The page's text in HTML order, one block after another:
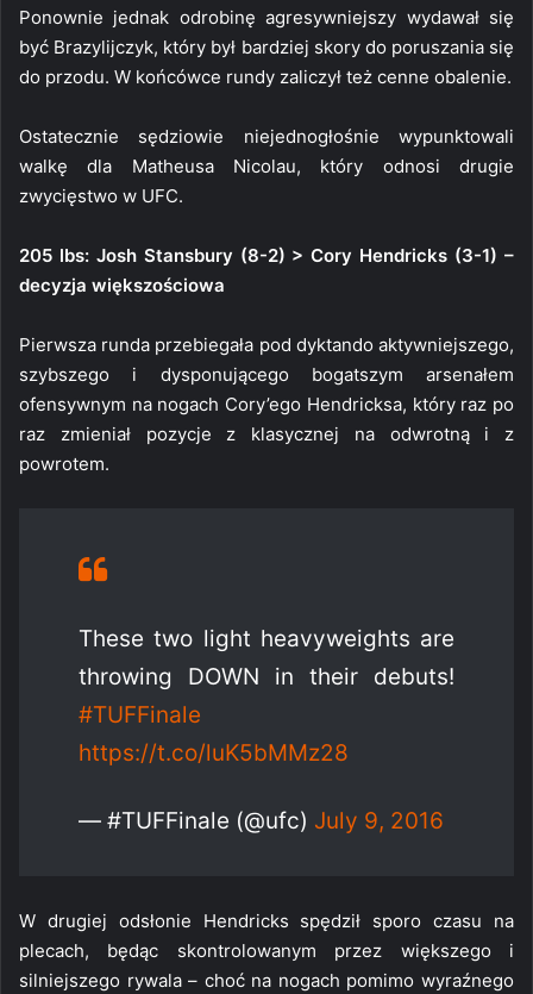
Ponownie jednak odrobinę agresywniejszy wydawał się
być Brazylijczyk, który był bardziej skory do poruszania się
do przodu. W końcówce rundy zaliczył też cenne obalenie.
Ostatecznie sędziowie niejednogłośnie wypunktowali
walkę dla Matheusa Nicolau, który odnosi drugie
zwycięstwo w UFC.
205 lbs: Josh Stansbury (8-2) > Cory Hendricks (3-1) –
decyzja większościowa
Pierwsza runda przebiegała pod dyktando aktywniejszego,
szybszego i dysponującego bogatszym arsenałem
ofensywnym na nogach Cory’ego Hendricksa, który raz po
raz zmieniał pozycje z klasycznej na odwrotną i z
powrotem.
These two light heavyweights are
throwing DOWN in their debuts!
#TUFFinale
https://t.co/luK5bMMz28
— #TUFFinale (@ufc) July 9, 2016
W drugiej odsłonie Hendricks spędził sporo czasu na
plecach, będąc skontrolowanym przez większego i
silniejszego rywala – choć na nogach pomimo wyraźnego